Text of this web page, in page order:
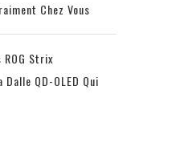
Chez Vous
ROG Strix
Dalle QD-OLED Qui